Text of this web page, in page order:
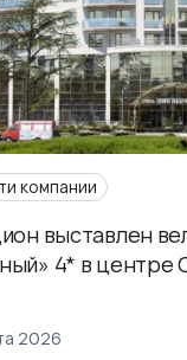
компании
выставлен
4* в центре
2026